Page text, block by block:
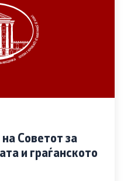
Советот за
и граѓанското